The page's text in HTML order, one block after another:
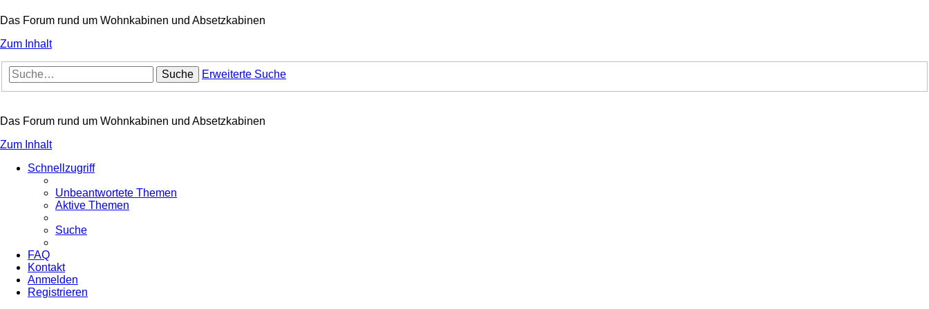
Das Forum rund um Wohnkabinen und Absetzkabinen
Zum Inhalt
Suche Erweiterte Suche
Das Forum rund um Wohnkabinen und Absetzkabinen
Zum Inhalt
Schnellzugriff
Unbeantwortete Themen
Aktive Themen
Suche
FAQ
Kontakt
Anmelden
Registrieren